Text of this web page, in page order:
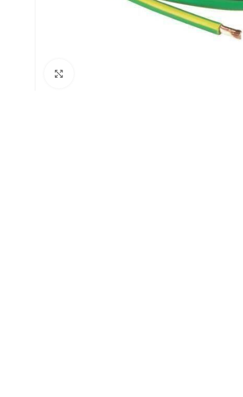
moussasoft